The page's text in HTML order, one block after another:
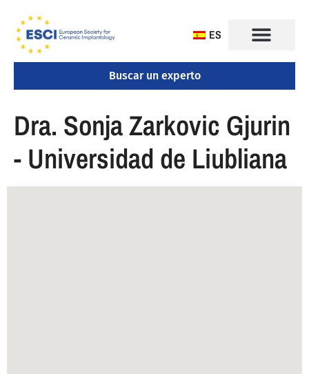
ES
Buscar un experto
Dra. Sonja Zarkovic Gjurin
- Universidad de Liubliana